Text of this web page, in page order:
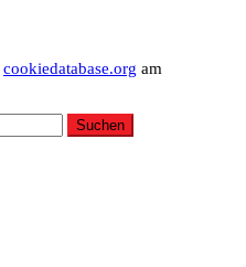
cookiedatabase.org am